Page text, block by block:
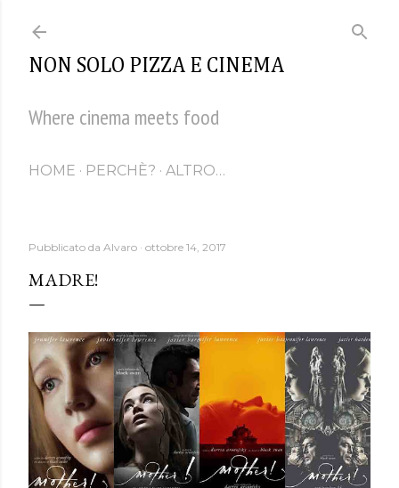
NON SOLO PIZZA E CINEMA
Where cinema meets food
HOME PERCHÈ? ALTRO…
Pubblicato da Alvaro ottobre 14, 2017
MADRE!